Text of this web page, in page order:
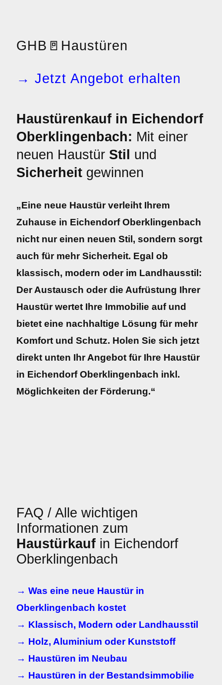
GHB 🚪 Haustüren
→ Jetzt Angebot erhalten
Haustürenkauf in Eichendorf
Oberklingenbach: Mit einer
neuen Haustür Stil
und
Sicherheit gewinnen
„Eine neue Haustür verleiht Ihrem
Zuhause in Eichendorf Oberklingenbach
nicht nur einen neuen Stil, sondern sorgt
auch für mehr Sicherheit. Egal ob
klassisch, modern oder im Landhausstil:
Der Austausch oder die Aufrüstung Ihrer
Haustür wertet Ihre Immobilie auf und
bietet eine nachhaltige Lösung für mehr
Komfort und Schutz. Holen Sie sich jetzt
direkt unten Ihr Angebot für Ihre Haustür
in Eichendorf Oberklingenbach inkl.
Möglichkeiten der Förderung.“
FAQ / Alle wichtigen
Informationen zum
Haustürkauf in Eichendorf
Oberklingenbach
→ Was eine neue Haustür in
Oberklingenbach kostet
→ Klassisch, Modern oder Landhausstil
→ Holz, Aluminium oder Kunststoff
→ Haustüren im Neubau
→ Haustüren in der Bestandsimmobilie